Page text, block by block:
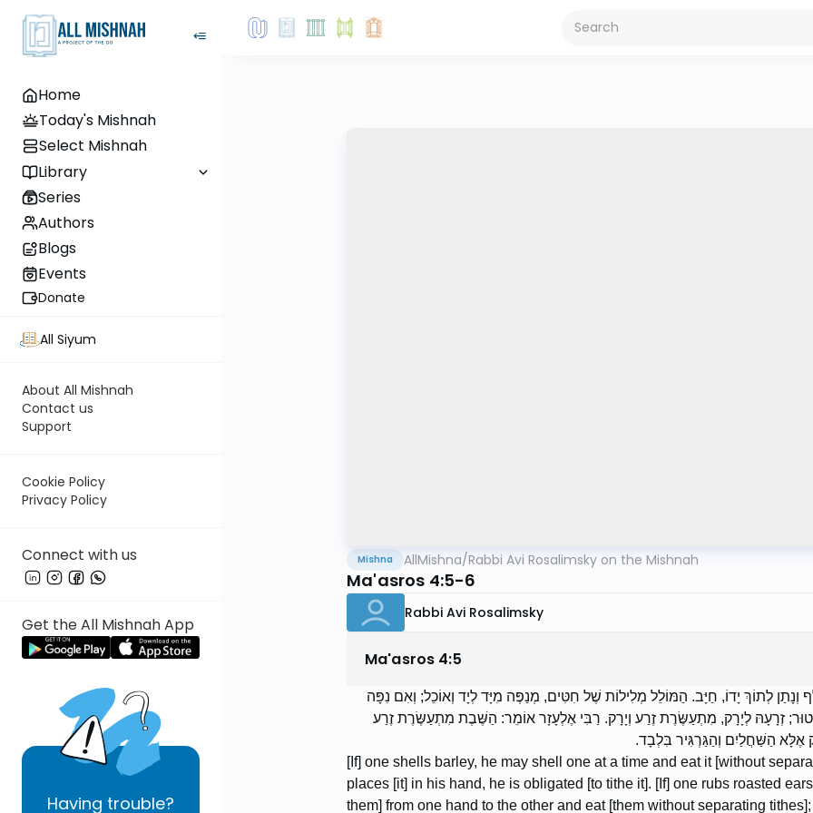
Home
Today's Mishnah
Select Mishnah
Library
Series
Authors
Blogs
Events
Donate
All Siyum
About All Mishnah
Contact us
Support
Cookie Policy
Privacy Policy
Connect with us
Get the All Mishnah App
Having trouble?
Mishna AllMishna/Rabbi Avi Rosalimsky on the Mishnah
Ma'asros 4:5-6
Rabbi Avi Rosalimsky
Ma'asros 4:5
לְתוֹךְ יָדוֹ, חַיָּב. הַמּוֹלֵל מְלִילוֹת שֶׁל חִטִּים, מְנַפֶּה מִיָּד לְיָד וְאוֹכֵל; וְאִם נִפָּה
זְרָעָהּ לְיָרָק, מִתְעַשֶּׂרֶת זֶרַע וְיָרָק. רַבִּי אֶלְעָזָר אוֹמֵר: הַשֶּׁבֶת מִתְעַשֶּׂרֶת זֶרַע
אֶלָּא הַשַּׁחֲלַיִם וְהַגַּרְגִּיר בִּלְבָד.
[If] one shells barley, he may shell one at a time and eat it [without
places [it] in his hand, he is obligated [to tithe it]. [If] one rubs roasted
them] from one hand to the other and eat [them without separating